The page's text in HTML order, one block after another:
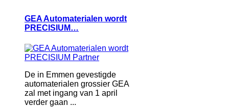
GEA Automaterialen wordt
PRECISIUM…
De in Emmen gevestigde
automaterialen grossier GEA
zal met ingang van 1 april
verder gaan ...